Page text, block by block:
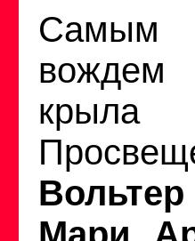
Самым
вождем
крыла